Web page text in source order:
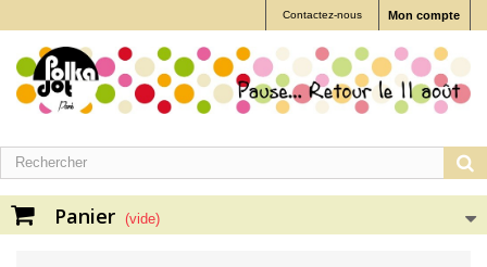
Mon compte
Contactez-nous
Panier (vide)